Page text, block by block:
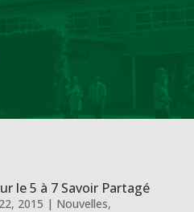
le 5 à 7 Savoir Partagé
2015 | Nouvelles,